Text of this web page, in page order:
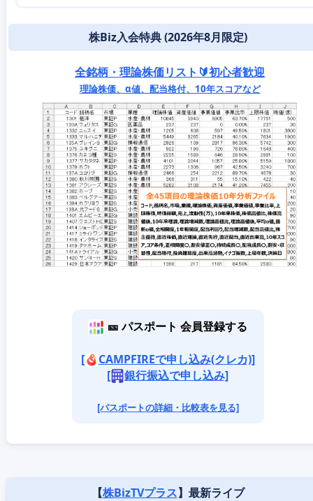
株Biz入会特典 (2026年8月限定)
全銘柄・理論株価リスト🔰初心者歓迎
理論株価、α値、配当格付、10年スコアなど
🎫 パスポート 会員登録する
[
CAMPFIREで申し込み(クレカ)]
[
銀行振込で申し込み]
[パスポートの詳細・比較表を見る]
【株BizTVプラス】最新ライブ